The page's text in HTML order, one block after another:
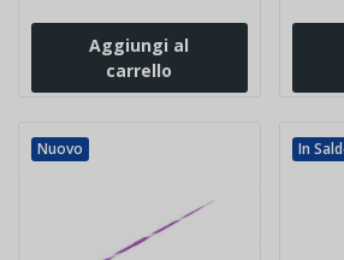
Aggiungi al
carrello
Nuovo In